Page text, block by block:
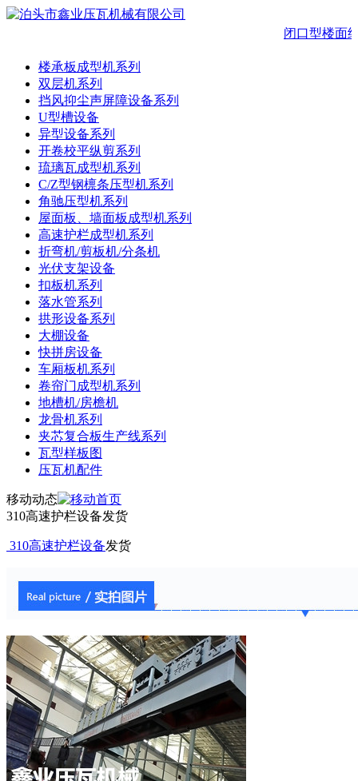
闭口型楼面
楼承板成型机系列
双层机系列
挡风抑尘声屏障设备系列
U型槽设备
异型设备系列
开卷校平纵剪系列
琉璃瓦成型机系列
C/Z型钢檩条压型机系列
角驰压型机系列
屋面板、墙面板成型机系列
高速护栏成型机系列
折弯机/剪板机/分条机
光伏支架设备
扣板机系列
落水管系列
拱形设备系列
大棚设备
快拼房设备
车厢板机系列
卷帘门成型机系列
地槽机/房檐机
龙骨机系列
夹芯复合板生产线系列
瓦型样板图
压瓦机配件
移动动态
310高速护栏设备发货
310高速护栏设备发货